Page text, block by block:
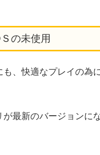
の未使用
も、快適なプレイの為
が最新のバージョン